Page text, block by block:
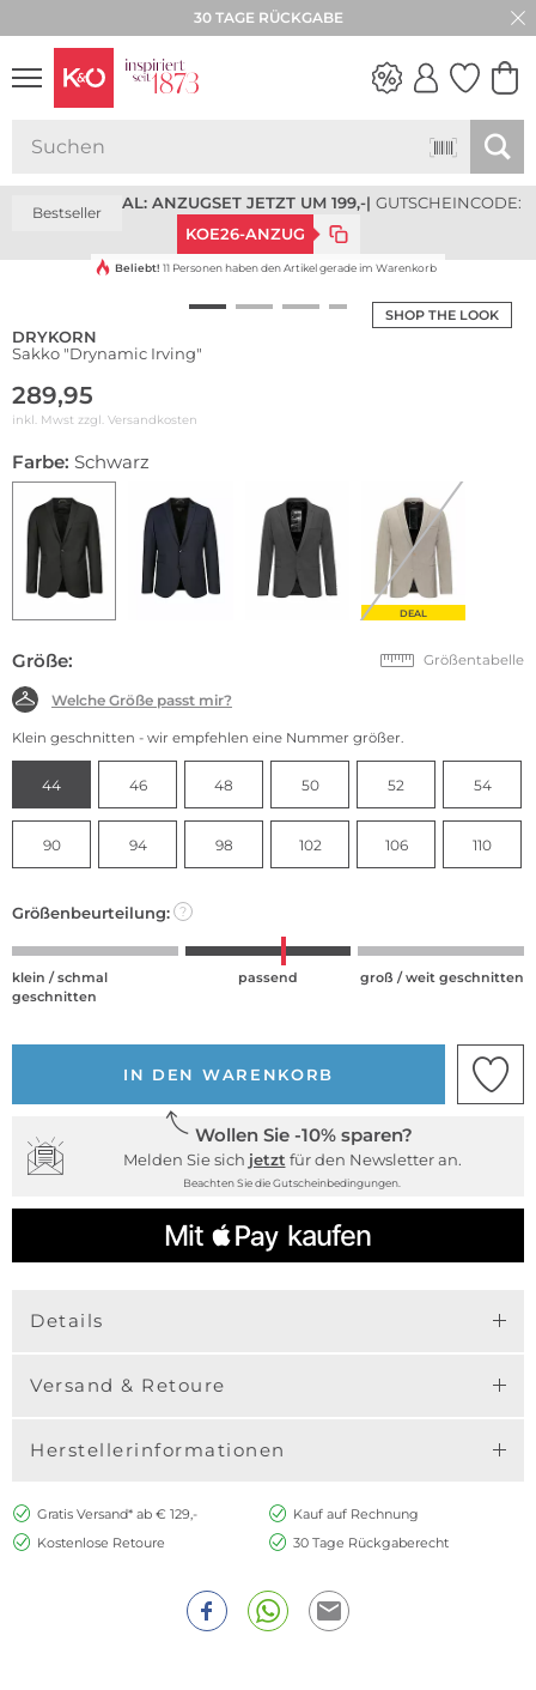
30 TAGE RÜCKGABE
ANZUGSPECIAL: ANZUGSET JETZT UM 199,-| GUTSCHEINCODE:
KOE26-ANZUG
SHOP THE LOOK
Bestseller
Beliebt! 11 Personen haben den Artikel gerade im Warenkorb
DRYKORN
Sakko "Drynamic Irving"
289,95
inkl. Mwst zzgl. Versandkosten
Farbe: Schwarz
DEAL
Größe: Größentabelle
Welche Größe passt mir?
Klein geschnitten - wir empfehlen eine Nummer größer.
44 46 48 50 52 54
90 94 98 102 106 110
Größenbeurteilung: ?
klein / schmal
geschnitten
passend groß / weit geschnitten
IN DEN WARENKORB
Wollen Sie -10% sparen?
Melden Sie sich jetzt für den Newsletter an.
Beachten Sie die Gutscheinbedingungen.
Details
Versand & Retoure
Herstellerinformationen
Gratis Versand* ab € 129,-
Kauf auf Rechnung
Kostenlose Retoure
30 Tage Rückgaberecht